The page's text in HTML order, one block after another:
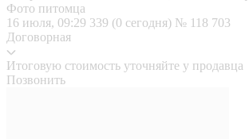
Фото питомца
16 июля, 09:29 339 (0 сегодня) № 118 703
Договорная
Итоговую стоимость уточняйте у продавца
Позвонить